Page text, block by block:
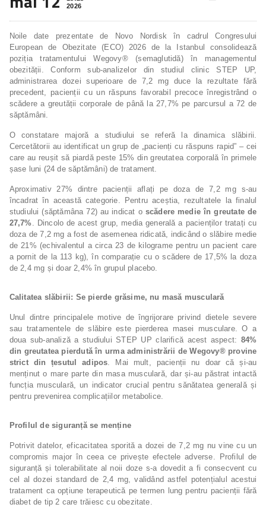
2026
Noile date prezentate de Novo Nordisk în cadrul Congresului
European de Obezitate (ECO) 2026 de la Istanbul consolidează
poziția tratamentului Wegovy® (semaglutidă) în managementul
obezității. Conform sub-analizelor din studiul clinic STEP UP,
administrarea dozei superioare de 7,2 mg duce la rezultate fără
precedent, pacienții cu un răspuns favorabil precoce înregistrând o
scădere a greutății corporale de până la 27,7% pe parcursul a 72 de
săptămâni.
O constatare majoră a studiului se referă la dinamica slăbirii.
Cercetătorii au identificat un grup de „pacienți cu răspuns rapid” – cei
care au reușit să piardă peste 15% din greutatea corporală în primele
șase luni (24 de săptămâni) de tratament.
Aproximativ 27% dintre pacienții aflați pe doza de 7,2 mg s-au
încadrat în această categorie. Pentru aceștia, rezultatele la finalul
studiului (săptămâna 72) au indicat o scădere medie în greutate de
27,7%. Dincolo de acest grup, media generală a pacienților tratați cu
doza de 7,2 mg a fost de asemenea ridicată, indicând o slăbire medie
de 21% (echivalentul a circa 23 de kilograme pentru un pacient care
a pornit de la 113 kg), în comparație cu o scădere de 17,5% la doza
de 2,4 mg și doar 2,4% în grupul placebo.
Calitatea slăbirii: Se pierde grăsime, nu masă musculară
Unul dintre principalele motive de îngrijorare privind dietele severe
sau tratamentele de slăbire este pierderea masei musculare. O a
doua sub-analiză a studiului STEP UP clarifică acest aspect: 84%
din greutatea pierdută în urma administrării de Wegovy® provine
strict din țesutul adipos. Mai mult, pacienții nu doar că și-au
menținut o mare parte din masa musculară, dar și-au păstrat intactă
funcția musculară, un indicator crucial pentru sănătatea generală și
pentru prevenirea complicațiilor metabolice.
Profilul de siguranță se menține
Potrivit datelor, eficacitatea sporită a dozei de 7,2 mg nu vine cu un
compromis major în ceea ce privește efectele adverse. Profilul de
siguranță și tolerabilitate al noii doze s-a dovedit a fi consecvent cu
cel al dozei standard de 2,4 mg, validând astfel potențialul acestui
tratament ca opțiune terapeutică pe termen lung pentru pacienții fără
diabet de tip 2 care trăiesc cu obezitate.